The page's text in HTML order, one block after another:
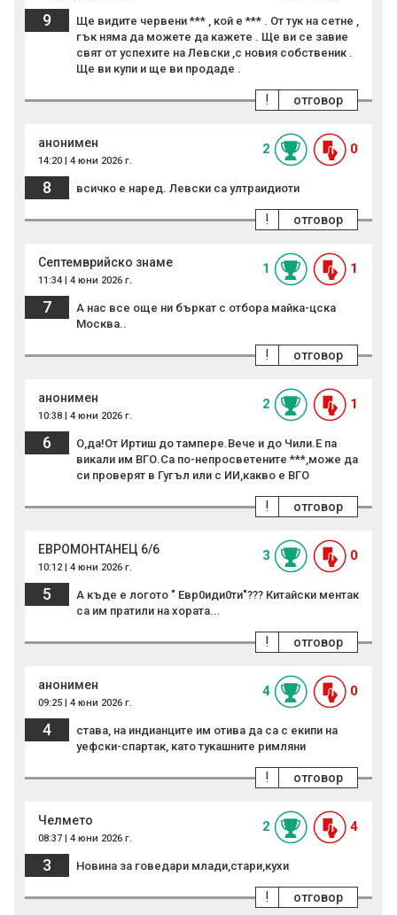
9
Ще видите червени *** , кой е *** . От тук на сетне ,
гък няма да можете да кажете . Ще ви се завие
свят от успехите на Левски ,с новия собственик .
Ще ви купи и ще ви продаде .
отговор
!
анонимен
14:20 | 4 юни 2026 г.
2 0
8 всичко е наред. Левски са ултраидиоти
отговор
!
Септемврийско знаме
11:34 | 4 юни 2026 г.
1 1
7
А нас все още ни бъркат с отбора майка-цска
Москва..
отговор
!
анонимен
10:38 | 4 юни 2026 г.
2 1
6
О,да!От Иртиш до тампере.Вече и до Чили.Е па
викали им ВГО.Са по-непросветените ***,може да
си проверят в Гугъл или с ИИ,какво е ВГО
отговор
!
ЕВРОМОНТАНЕЦ 6/6
10:12 | 4 юни 2026 г.
3 0
5
А къде е логото " Евр0иди0ти"??? Китайски ментак
са им пратили на хората...
отговор
!
анонимен
09:25 | 4 юни 2026 г.
4 0
4
става, на индианците им отива да са с екипи на
уефски-спартак, като тукашните римляни
отговор
!
Челмето
08:37 | 4 юни 2026 г.
2 4
3 Новина за говедари млади,стари,кухи
отговор
!